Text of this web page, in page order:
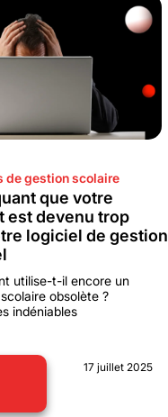
de gestion scolaire
que votre
est devenu trop
logiciel de gestion
utilise-t-il encore un
obsolète ?
indéniables
17 juillet 2025